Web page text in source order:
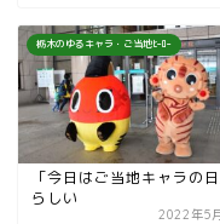
栃木のゆるキャラ・ご当地ﾋｰﾛｰ
「今日はご当地キャラの日
らしい
2022年5